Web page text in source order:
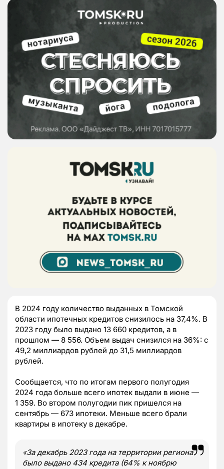
В 2024 году количество выданных в Томской
области ипотечных кредитов снизилось на 37,4%. В
2023 году было выдано 13 660 кредитов, а в
прошлом — 8 556. Объем выдач снизился на 36%: с
49,2 миллиардов рублей до 31,5 миллиардов
рублей.
Сообщается, что по итогам первого полугодия
2024 года больше всего ипотек выдали в июне —
1 359. Во втором полугодии пик пришелся на
сентябрь — 673 ипотеки. Меньше всего брали
квартиры в ипотеку в декабре.
«За декабрь 2023 года на территории региона
было выдано 434 кредита (64% к ноябрю